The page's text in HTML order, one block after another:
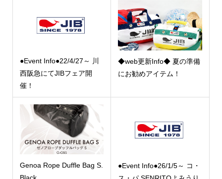
●Event Info●22/4/27～ 川
西阪急にてJIBフェア開
催！
◆web更新Info◆ 夏の準備
にお勧めアイテム！
Genoa Rope Duffle Bag S.
●Event Info●26/1/5～ コ・